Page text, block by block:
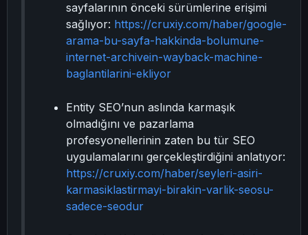
sayfalarının önceki sürümlerine erişimi
sağlıyor: https://cruxiy.com/haber/google-
arama-bu-sayfa-hakkinda-bolumune-
internet-archivein-wayback-machine-
baglantilarini-ekliyor
Entity SEO’nun aslında karmaşık
olmadığını ve pazarlama
profesyonellerinin zaten bu tür SEO
uygulamalarını gerçekleştirdiğini anlatıyor:
https://cruxiy.com/haber/seyleri-asiri-
karmasiklastirmayi-birakin-varlik-seosu-
sadece-seodur